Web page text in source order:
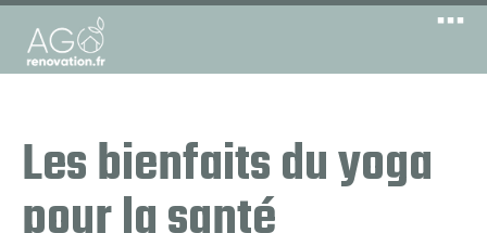
Les bienfaits du yoga